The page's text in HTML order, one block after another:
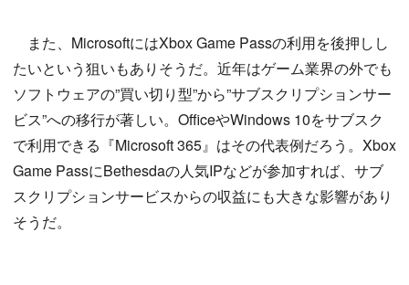
また、MicrosoftにはXbox Game Passの利用を後押しし
たいという狙いもありそうだ。近年はゲーム業界の外でも
ソフトウェアの”買い切り型”から”サブスクリプションサー
ビス”への移行が著しい。OfficeやWindows 10をサブスク
で利用できる『Microsoft 365』はその代表例だろう。Xbox
Game PassにBethesdaの人気IPなどが参加すれば、サブ
スクリプションサービスからの収益にも大きな影響があり
そうだ。